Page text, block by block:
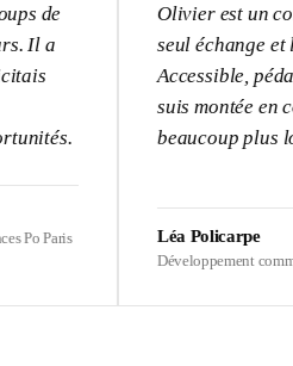
Olivier est un
seul échange et l’UX
Accessible, pédagogue,
suis montée en
beaucoup plus loin sur
Léa Policarpe
Développement commercial ·